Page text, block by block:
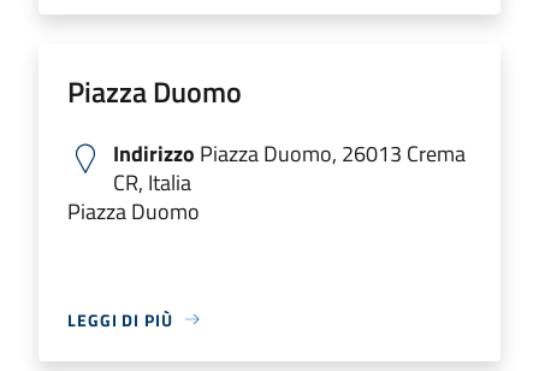
Piazza Duomo
Indirizzo Piazza Duomo, 26013 Crema
CR, Italia
Piazza Duomo
LEGGI DI PIÙ